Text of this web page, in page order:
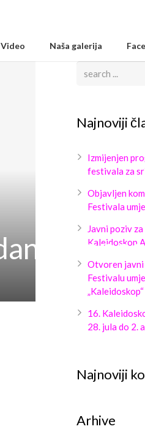
Video Naša galerija
Najnoviji
Izmijenjen
festivala za
Objavljen
Festivala
Javni poziv
Kaleidoskop
Otvoren
Festivalu
16.
28. jula do 2.
Najnoviji
Arhive